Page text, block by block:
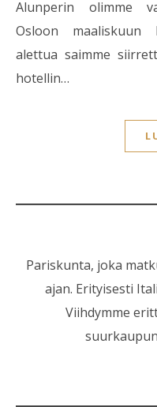
Alunperin olimme varanneet viikonloppumatkan
Osloon maaliskuun
alettua saimme
hotellin…
Pariskunta, joka
ajan. Erityisesti
Viihdymme